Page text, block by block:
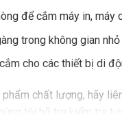
để cắm máy in, máy
trong không gian
cho các thiết bị di
chất lượng, hãy
tôi hỗ trợ kiểm tra